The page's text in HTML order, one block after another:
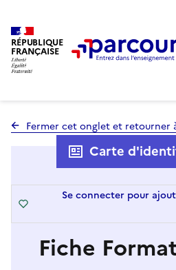
RÉPUBLIQUE
FRANÇAISE
Fermer cet onglet et retourner
Fiche
Carte
Se connecter pour